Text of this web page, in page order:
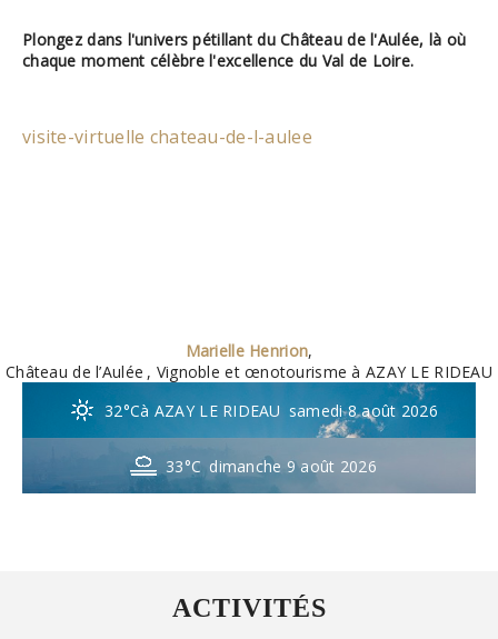
Plongez dans l'univers pétillant du Château de l'Aulée, là où
chaque moment célèbre l'excellence du Val de Loire.
visite-virtuelle chateau-de-l-aulee
Marielle Henrion,
Château de l’Aulée , Vignoble et œnotourisme à AZAY LE RIDEAU
32°Cà AZAY LE RIDEAU samedi 8 août 2026
33°C dimanche 9 août 2026
ACTIVITÉS